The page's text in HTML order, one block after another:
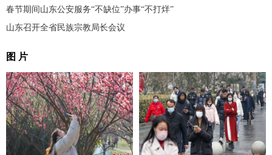
春节期间山东公安服务“不缺位”办事“不打烊”
山东召开全省民族宗教局长会议
图 片